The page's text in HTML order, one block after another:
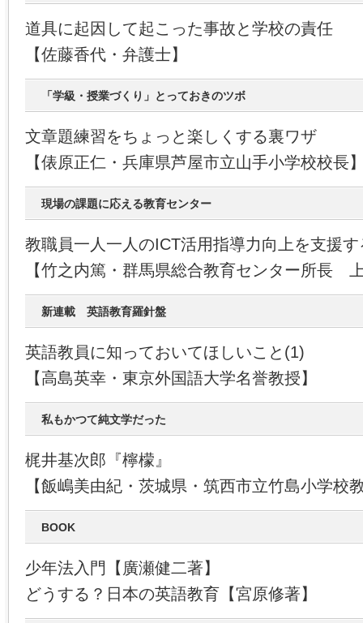
道具に起因して起こった事故と学校の責任
【佐藤香代・弁護士】
「学級・授業づくり」とっておきのツボ
文章題練習をちょっと楽しくする裏ワザ
【俵原正仁・兵庫県芦屋市立山手小学校校長
現場の課題に応える教育センター
教職員一人一人のICT活用指導力向上を支援
【竹之内篤・群馬県総合教育センター所長
新連載 英語教育羅針盤
英語教員に知っておいてほしいこと(1)
【高島英幸・東京外国語大学名誉教授】
私もかつて純文学だった
梶井基次郎『檸檬』
【飯嶋美由紀・茨城県・筑西市立竹島小学校
BOOK
少年法入門【廣瀬健二著】
どうする？日本の英語教育【宮原修著】